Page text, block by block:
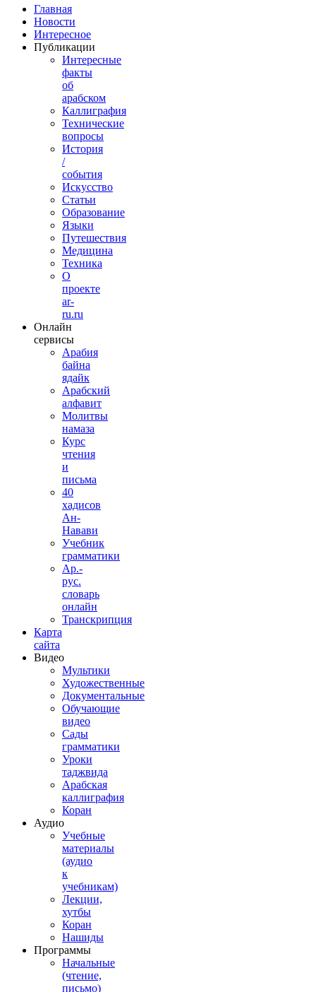
Главная
Новости
Интересное
Публикации
Интересные
факты
об
арабском
Каллиграфия
Технические
вопросы
История
/
события
Искусство
Статьи
Образование
Языки
Путешествия
Медицина
Техника
О
проекте
ar-
ru.ru
Онлайн
сервисы
Арабия
байна
ядайк
Арабский
алфавит
Молитвы
намаза
Курс
чтения
и
письма
40
хадисов
Ан-
Навави
Учебник
грамматики
Ар.-
рус.
словарь
онлайн
Транскрипция
Карта
сайта
Видео
Мультики
Художественные
Документальные
Обучающие
видео
Сады
грамматики
Уроки
таджвида
Арабская
каллиграфия
Коран
Аудио
Учебные
материалы
(аудио
к
учебникам)
Лекции,
хутбы
Коран
Нашиды
Программы
Начальные
(чтение,
письмо)